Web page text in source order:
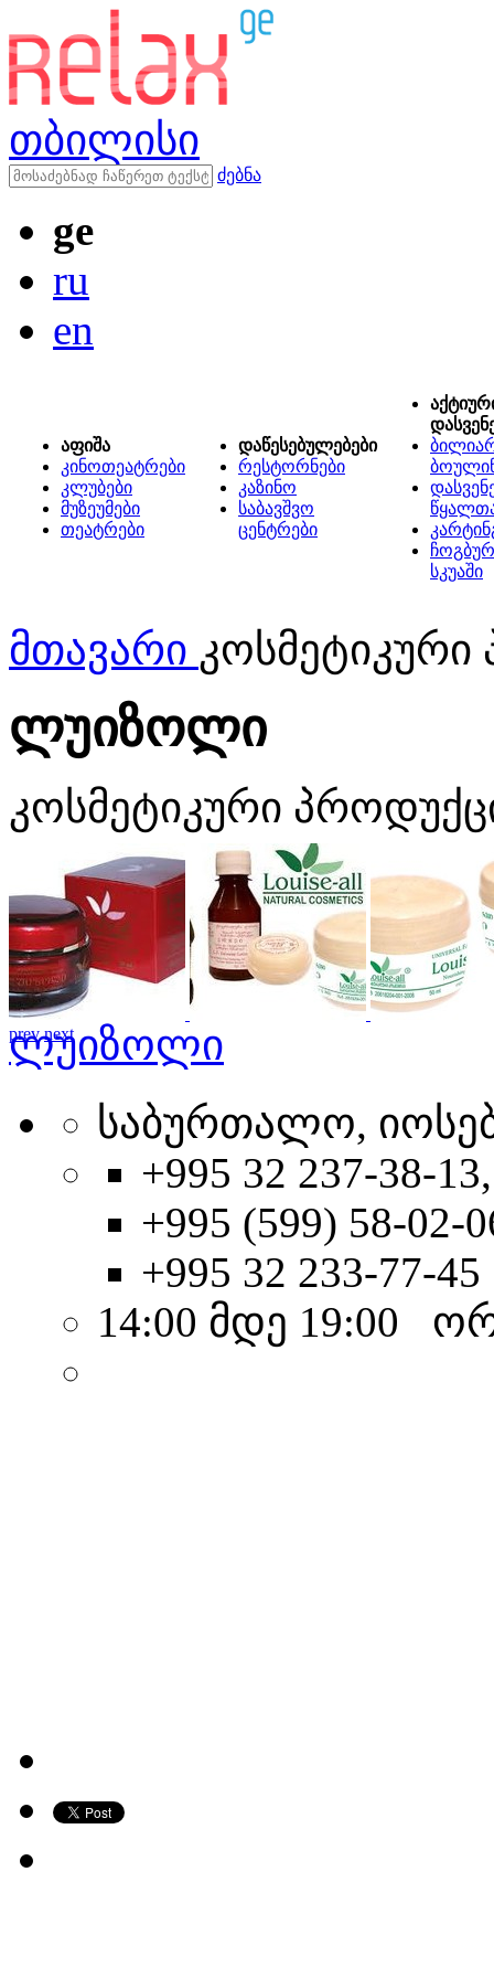
თბილისი
ძებნა
ge
ru
en
აფიშა
კინოთეატრები
კლუბები
მუზეუმები
თეატრები
დაწესებულებები
რესტორნები
კაზინო
საბავშვო
ცენტრები
სკუაში
მთავარი
ლუიზოლი
კოსმეტიკური
prev next
ლუიზოლი
საბურთალო,
+995 32 237-38-13,
+995 (599) 58-02-
+995 32 233-77-45
14:00 მდე 19:00